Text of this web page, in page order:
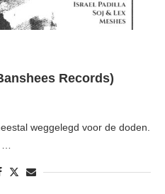
Records)
weggelegd voor de doden.
…